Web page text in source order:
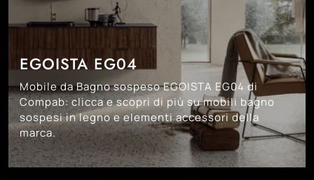
EGOISTA EG04
Mobile da Bagno sospeso EGOISTA EG04 di
Compab: clicca e scopri di più su mobili bagno
sospesi in legno e elementi accessori della
marca.